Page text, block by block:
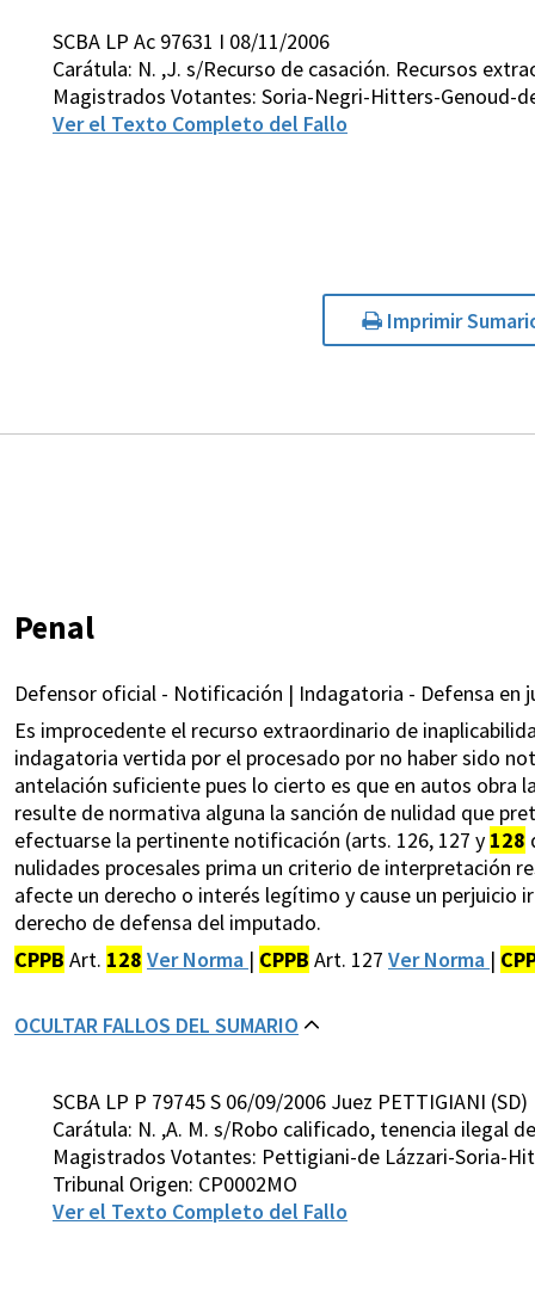
SCBA LP Ac 97631 I 08/11/2006
Carátula: N. ,J. s/Recurso de casación. Recursos
Magistrados Votantes: Soria-Negri-Hitters-Genoud-
Ver el Texto Completo del Fallo
Imprimir
Penal
Defensor oficial - Notificación | Indagatoria - Defensa en
Es improcedente el recurso extraordinario de
indagatoria vertida por el procesado por no haber sido
antelación suficiente pues lo cierto es que en autos obra
resulte de normativa alguna la sanción de nulidad que
efectuarse la pertinente notificación (arts. 126, 127 y 128
nulidades procesales prima un criterio de interpretación
afecte un derecho o interés legítimo y cause un perjuicio
derecho de defensa del imputado.
CPPB Art. 128 Ver Norma | CPPB Art. 127 Ver Norma |
OCULTAR FALLOS DEL SUMARIO
SCBA LP P 79745 S 06/09/2006 Juez PETTIGIANI (SD)
Carátula: N. ,A. M. s/Robo calificado, tenencia ilegal
Magistrados Votantes: Pettigiani-de Lázzari-Soria-
Tribunal Origen: CP0002MO
Ver el Texto Completo del Fallo